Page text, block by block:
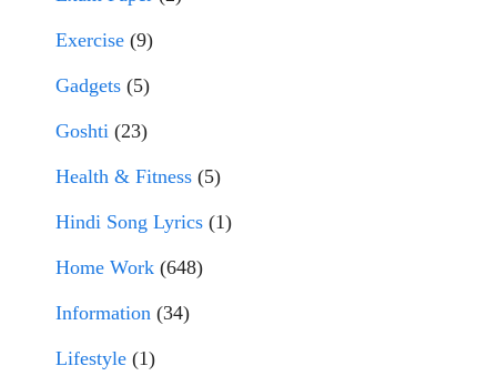
Exercise (9)
Gadgets (5)
Goshti (23)
Health & Fitness (5)
Hindi Song Lyrics (1)
Home Work (648)
Information (34)
Lifestyle (1)